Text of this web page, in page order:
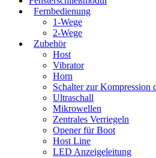
Fernbedienung
1-Wege
2-Wege
Zubehör
Host
Vibrator
Horn
Schalter zur Kompression
Ultraschall
Mikrowellen
Zentrales Verriegeln
Opener für Boot
Host Line
LED Anzeigeleitung